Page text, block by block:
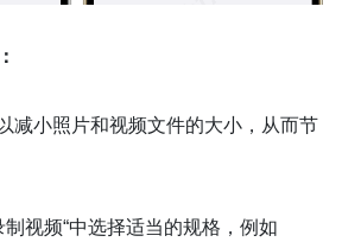
减小照片和视频文件的大小，从而节
视频“中选择适当的规格，例如